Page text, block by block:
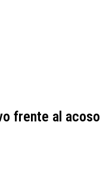
frente al acoso